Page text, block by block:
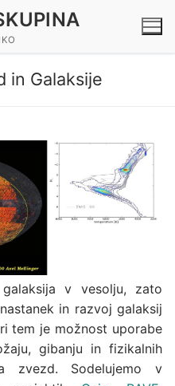
in Galaksije
v vesolju, zato
in razvoj galaksij
tem je možnost uporabe
gibanju in fizikalnih
zvezd. Sodelujemo v